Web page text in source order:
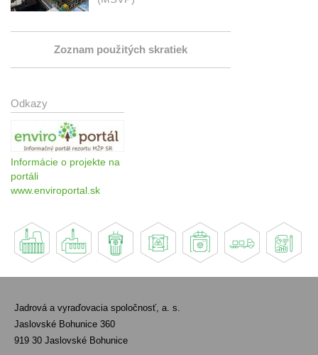
Zoznam použitých skratiek
Odkazy
Informácie o projekte na
portáli
www.enviroportal.sk
Jadrová a vyraďovacia spoločnosť, a. s.
Jaslovské Bohunice 360
919 30 Jaslovské Bohunice